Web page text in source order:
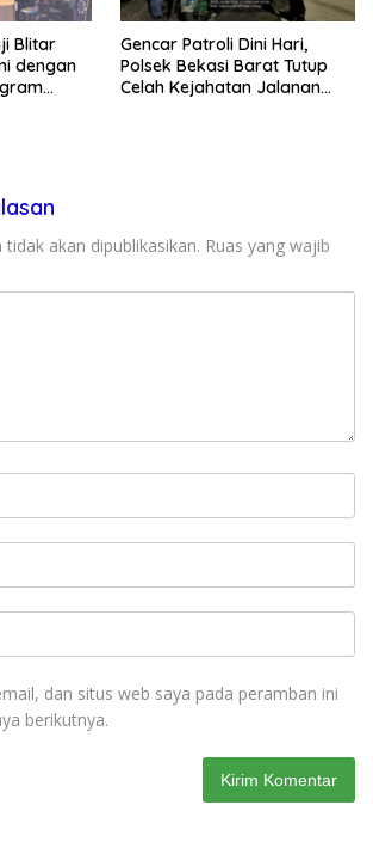
Blitar
dengan
Gencar Patroli Dini Hari,
Polsek Bekasi Barat Tutup
Celah Kejahatan Jalanan
akan dipublikasikan. Ruas yang wajib
dan situs web saya pada peramban ini
berikutnya.